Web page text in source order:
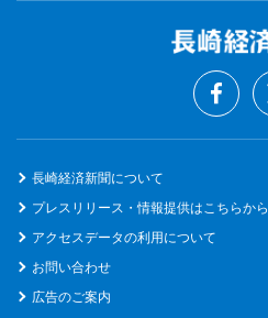
長崎経済新聞について
プレスリリース・情報提供はこちらから
アクセスデータの利用について
お問い合わせ
広告のご案内